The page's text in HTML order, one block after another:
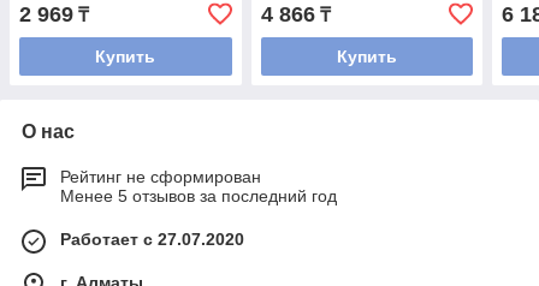
2 969 ₸
Купить
4 866₸
Купить
6
О нас
Рейтинг не сформирован
Менее 5 отзывов за последний год
Работает с 27.07.2020